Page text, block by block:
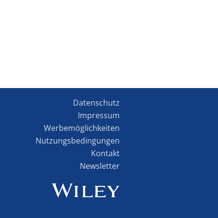
Datenschutz
Impressum
Werbemöglichkeiten
Nutzungsbedingungen
Kontakt
Newsletter